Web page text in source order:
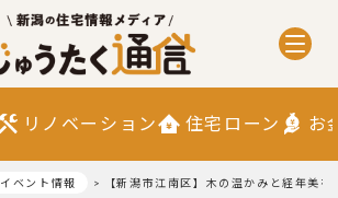
リノベーション 住宅ローン お
イベント情報 【新潟市江南区】木の温かみと経年美